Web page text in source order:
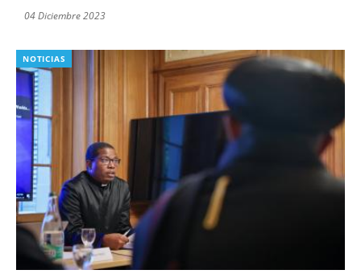
04 Diciembre 2023
NOTICIAS